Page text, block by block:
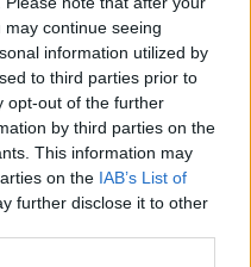
continue seeing
information utilized by
to third parties prior to
opt-out of the further
by third parties on the
This information may
on the IAB’s List of
further disclose it to other
les bouscule à gauche,
leur donner un peu
cool et des selfies
par ressembler à
quand on essaye de les
on dirait notre vieille
et la pencher
un petit air « prise